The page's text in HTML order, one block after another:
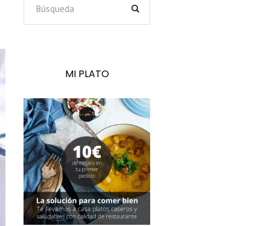
MI PLATO